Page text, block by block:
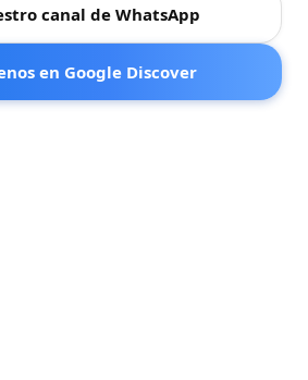
canal de WhatsApp
en Google Discover